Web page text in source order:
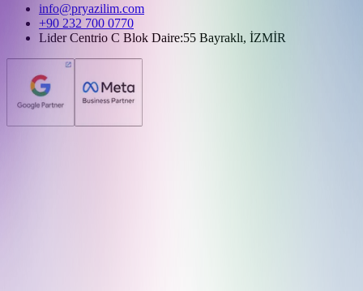
info@pryazilim.com
+90 232 700 0770
Lider Centrio C Blok Daire:55 Bayraklı, İZMİR